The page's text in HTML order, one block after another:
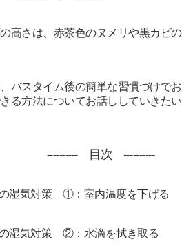
高さは、赤茶色のヌメリや黒カビ
バスタイム後の簡単な習慣づけで
る方法についてお話ししていきた
---------- 目次 ----------
湿気対策 ①：室内温度を下げる
湿気対策 ②：水滴を拭き取る